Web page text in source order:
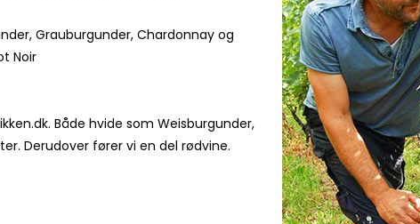
Grauburgunder, Chardonnay og
Noir
Både hvide som Weisburgunder,
Derudover fører vi en del rødvine.